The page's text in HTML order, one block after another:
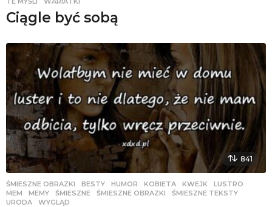
Ciągle być sobą
841
ŚMIESZNE OBRAZKI BESTY ,HUMOR ,KOBIETA ,KWEJK ,LUSTRO
MEM
,MEMY ,ŚMIESZNE ,ŚMIESZNE OBRAZKI ,ŚMIESZNE TEKSTY
URODA
,WYGLĄD